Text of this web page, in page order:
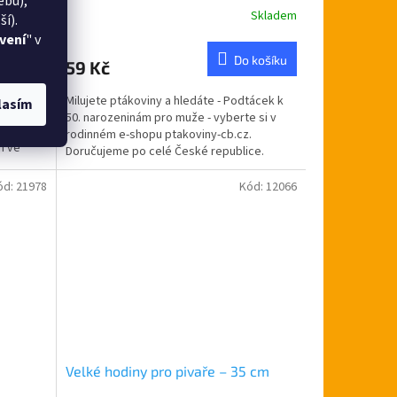
" v
se
ve
Skladem
59 Kč Do košíku
Milujete ptákoviny a hledáte - Podtácek k
50. narozeninám pro muže - vyberte si v
rodinném e-shopu ptakoviny-cb.cz.
Doručujeme po celé České republice.
Podtácek...
21978
Velké hodiny pro pivaře – 35 cm
Kód: 12066